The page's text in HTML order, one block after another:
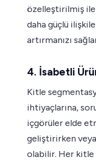
özelleştirilmiş
daha güçlü
artırmanızı
4. İsabetli
Kitle
ihtiyaçlarına,
içgörüler elde
geliştirirken
olabilir. Her kitle